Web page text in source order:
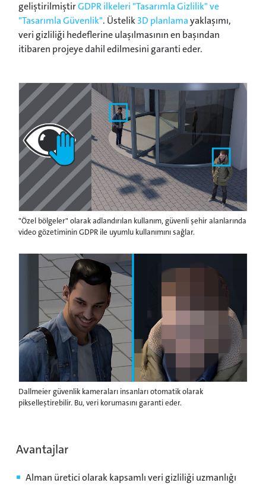
geliştirilmiştirGDPR ilkeleri "Tasarımla Gizlilik" ve
"Tasarımla Güvenlik". Üstelik3D planlamayaklaşımı,
veri gizliliği hedeflerine ulaşılmasının en başından
itibaren projeye dahil edilmesini garanti eder.
"Özel bölgeler" olarak adlandırılan kullanım, güvenli şehir alanlarında
video gözetiminin GDPR ile uyumlu kullanımını sağlar.
Dallmeier güvenlik kameraları insanları otomatik olarak
pikselleştirebilir. Bu, veri korumasını garanti eder.
Avantajlar
Alman üretici olarak kapsamlı veri gizliliği uzmanlığı